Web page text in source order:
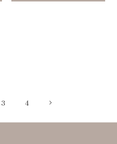
3 4